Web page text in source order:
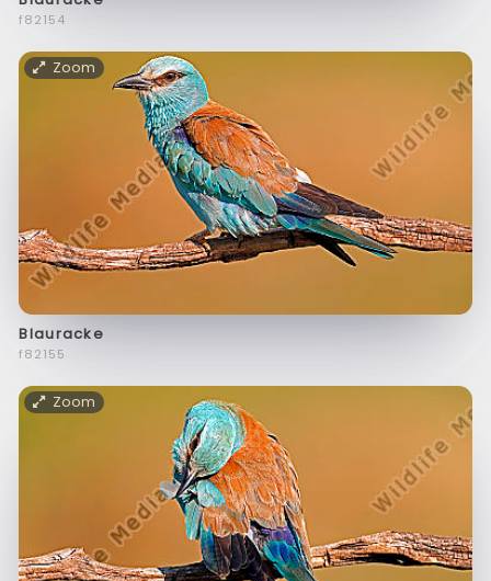
f82154
Zoom
Blauracke
f82155
Zoom